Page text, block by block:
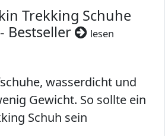
Trekking Schuhe
Bestseller
lesen
wasserdicht und
Gewicht. So sollte ein
Schuh sein